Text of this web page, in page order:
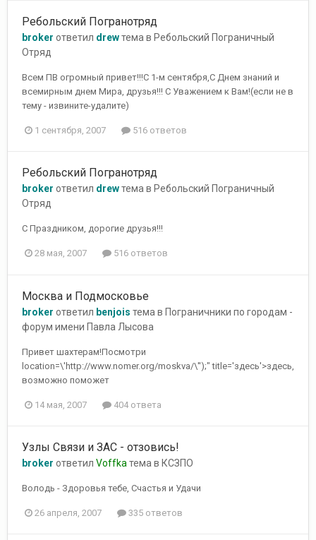
Ребольский Погранотряд
broker ответил drewтема в Ребольский Пограничный
Отряд
Всем ПВ огромный привет!!!С 1-м сентября,С Днем знаний и
всемирным днем Мира, друзья!!! С Уважением к Вам!(если не в
тему - извините-удалите)
1 сентября, 2007 516 ответов
Ребольский Погранотряд
broker ответил drewтема в Ребольский Пограничный
Отряд
С Праздником, дорогие друзья!!!
28 мая, 2007 516 ответов
Москва и Подмосковье
broker ответил benjois тема в Пограничники по городам -
форум имени Павла Лысова
Привет шахтерам!Посмотри
location=\'http://www.nomer.org/moskva/\'');" title='здесь'>здесь,
возможно поможет
14 мая, 2007 404 ответа
Узлы Связи и ЗАС - отзовись!
broker ответил Voffka тема в КСЗПО
Володь - Здоровья тебе, Счастья и Удачи
26 апреля, 2007 335 ответов